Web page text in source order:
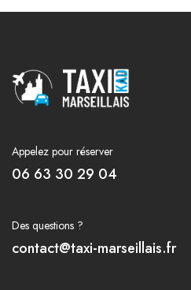
Appelez pour réserver
06 63 30 29 04
Des questions ?
contact@taxi-marseillais.fr